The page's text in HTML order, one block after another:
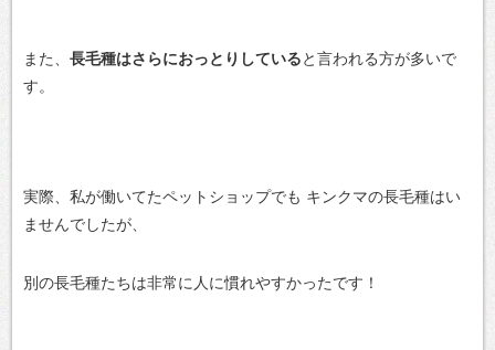
また、 長毛種はさらにおっとりしていると言われる方が多いで
す。
実際、私が働いてたペットショップでも キンクマの長毛種はい
ませんでしたが、
別の長毛種たちは非常に人に慣れやすかったです！